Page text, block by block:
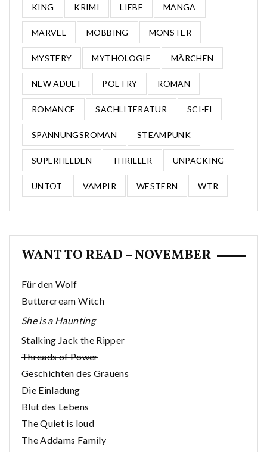
KING KRIMI LIEBE MANGA
MARVEL MOBBING MONSTER
MYSTERY MYTHOLOGIE MÄRCHEN
NEW ADULT POETRY ROMAN
ROMANCE SACHLITERATUR SCI-FI
SPANNUNGSROMAN STEAMPUNK
SUPERHELDEN THRILLER UNPACKING
UNTOT VAMPIR WESTERN WTR
WANT TO READ – NOVEMBER
Für den Wolf
Buttercream Witch
She is a Haunting
Stalking Jack the Ripper
Threads of Power
Geschichten des Grauens
Die Einladung
Blut des Lebens
The Quiet is loud
The Addams Family